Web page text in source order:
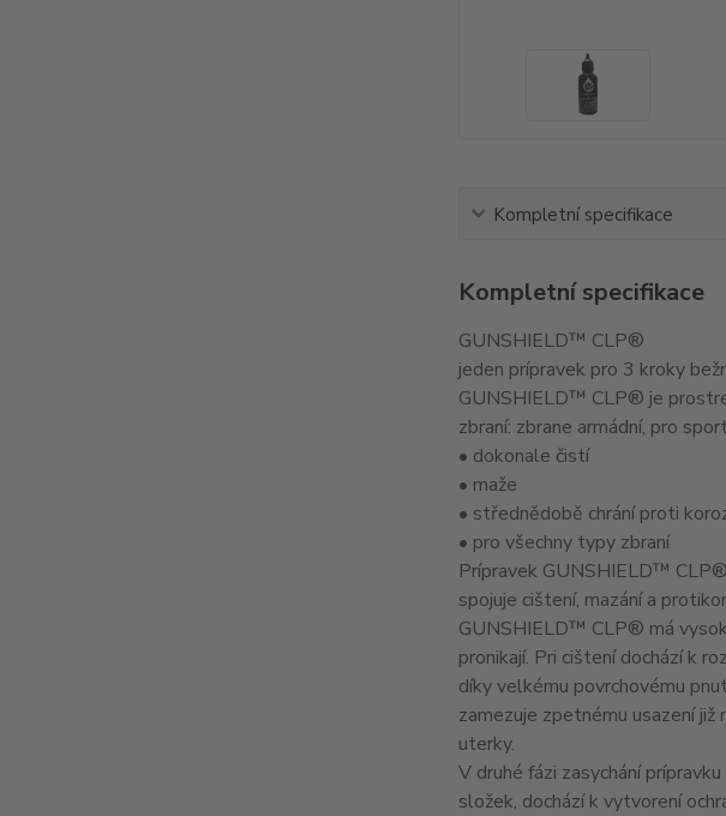
Kompletní specifikace
Kompletní specifikace
GUNSHIELD™ CLP®
jeden prípravek pro 3 kroky
GUNSHIELD™ CLP® je
zbraní: zbrane armádní, pro
• dokonale čistí
• maže
• střednědobě chrání proti
• pro všechny typy zbraní
Prípravek GUNSHIELD™
spojuje cištení, mazání a
GUNSHIELD™ CLP® má
pronikají. Pri cištení dochází k
díky velkému povrchovému
zamezuje zpetnému usazení
uterky.
V druhé fázi zasychání
složek, dochází k vytvorení